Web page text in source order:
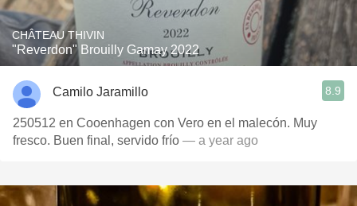
CHÂTEAU THIVIN
"Reverdon" Brouilly Gamay 2022
Camilo Jaramillo 8.9
250512 en Cooenhagen con Vero en el malecón. Muy
fresco. Buen final, servido frío — a year ago